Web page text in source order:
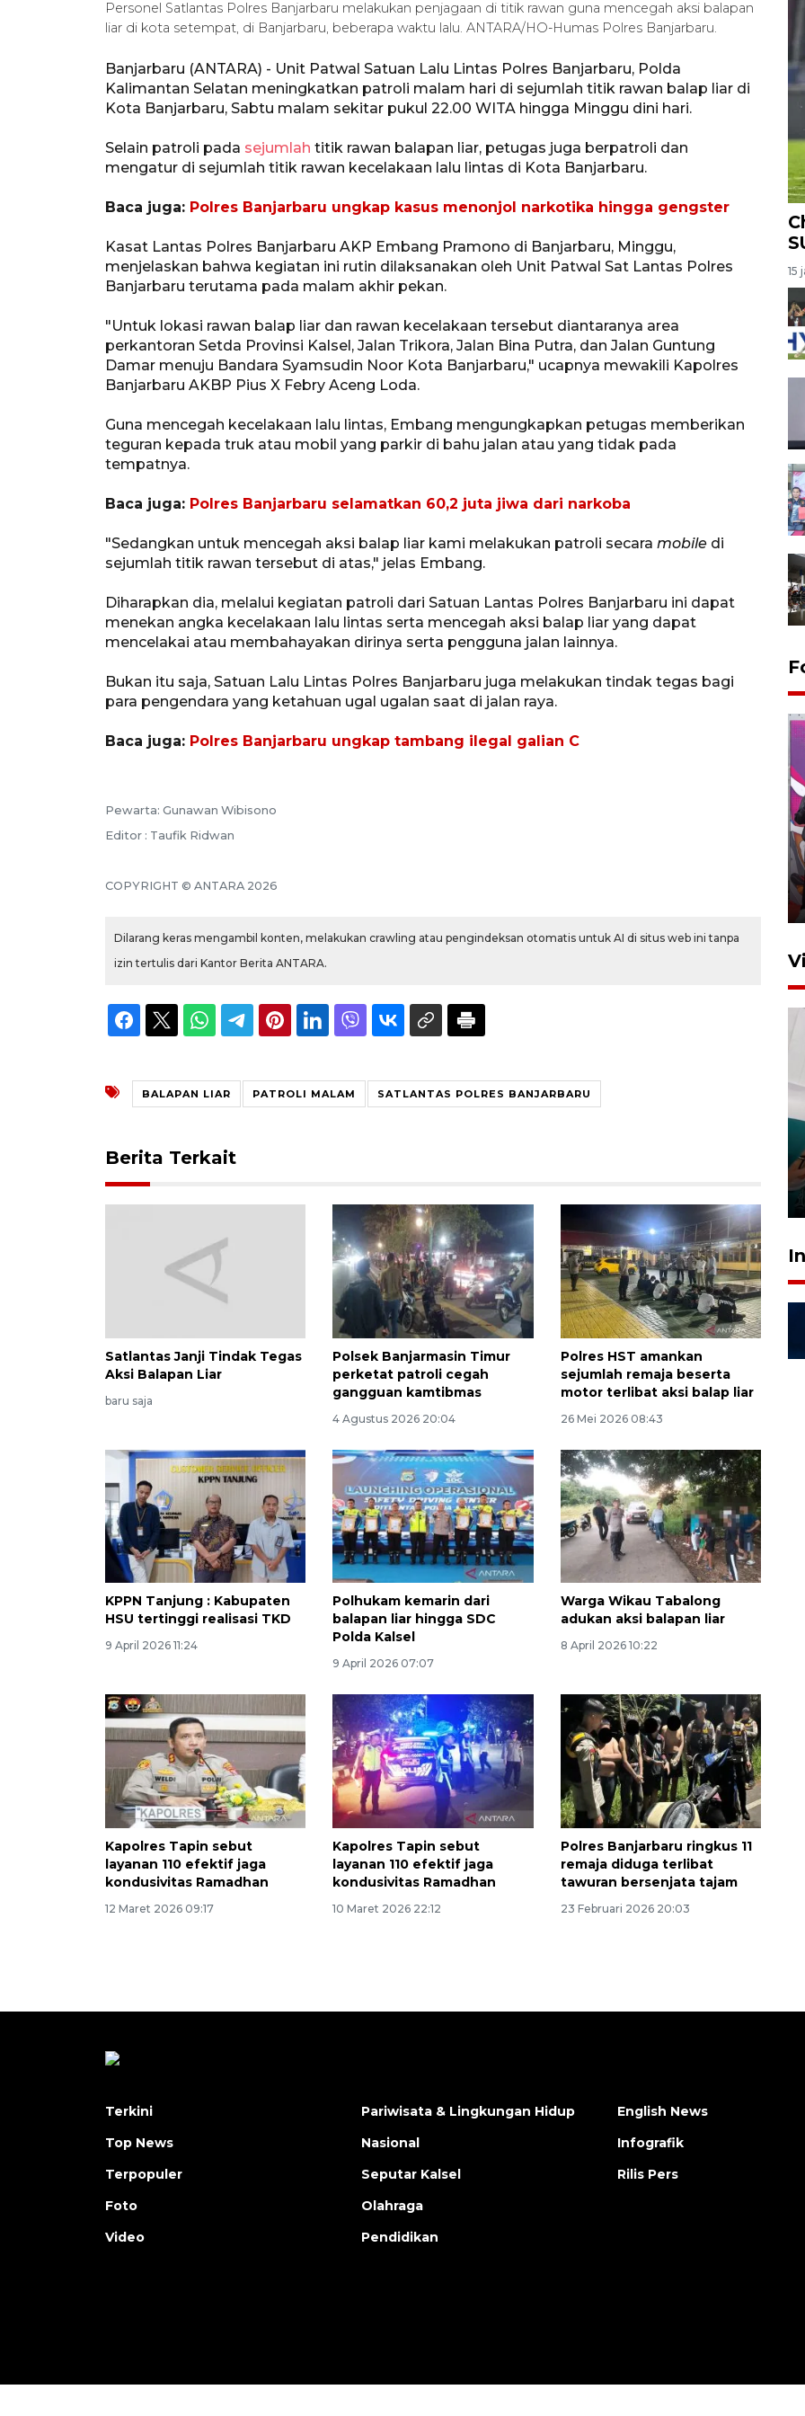
Personel Satlantas Polres Banjarbaru melakukan penjagaan di titik rawan guna mencegah aksi balapan
liar di kota setempat, di Banjarbaru, beberapa waktu lalu. ANTARA/HO-Humas Polres Banjarbaru.
Banjarbaru (ANTARA) - Unit Patwal Satuan Lalu Lintas Polres Banjarbaru, Polda
Kalimantan Selatan meningkatkan patroli malam hari di sejumlah titik rawan balap liar di
Kota Banjarbaru, Sabtu malam sekitar pukul 22.00 WITA hingga Minggu dini hari.
Selain patroli pada sejumlah titik rawan balapan liar, petugas juga berpatroli dan
mengatur di sejumlah titik rawan kecelakaan lalu lintas di Kota Banjarbaru.
Baca juga: Polres Banjarbaru ungkap kasus menonjol narkotika hingga gengster
Kasat Lantas Polres Banjarbaru AKP Embang Pramono di Banjarbaru, Minggu,
menjelaskan bahwa kegiatan ini rutin dilaksanakan oleh Unit Patwal Sat Lantas Polres
Banjarbaru terutama pada malam akhir pekan.
"Untuk lokasi rawan balap liar dan rawan kecelakaan tersebut diantaranya area
perkantoran Setda Provinsi Kalsel, Jalan Trikora, Jalan Bina Putra, dan Jalan Guntung
Damar menuju Bandara Syamsudin Noor Kota Banjarbaru," ucapnya mewakili Kapolres
Banjarbaru AKBP Pius X Febry Aceng Loda.
Guna mencegah kecelakaan lalu lintas, Embang mengungkapkan petugas memberikan
teguran kepada truk atau mobil yang parkir di bahu jalan atau yang tidak pada
tempatnya.
Baca juga: Polres Banjarbaru selamatkan 60,2 juta jiwa dari narkoba
"Sedangkan untuk mencegah aksi balap liar kami melakukan patroli secara mobile di
sejumlah titik rawan tersebut di atas," jelas Embang.
Diharapkan dia, melalui kegiatan patroli dari Satuan Lantas Polres Banjarbaru ini dapat
menekan angka kecelakaan lalu lintas serta mencegah aksi balap liar yang dapat
mencelakai atau membahayakan dirinya serta pengguna jalan lainnya.
Bukan itu saja, Satuan Lalu Lintas Polres Banjarbaru juga melakukan tindak tegas bagi
para pengendara yang ketahuan ugal ugalan saat di jalan raya.
Baca juga: Polres Banjarbaru ungkap tambang ilegal galian C
Pewarta: Gunawan Wibisono
Editor : Taufik Ridwan
COPYRIGHT © ANTARA 2026
Dilarang keras mengambil konten, melakukan crawling atau pengindeksan otomatis untuk AI di situs web ini tanpa
izin tertulis dari Kantor Berita ANTARA.
BALAPAN LIAR PATROLI MALAM SATLANTAS POLRES BANJARBARU
Berita Terkait
Satlantas Janji Tindak Tegas
Aksi Balapan Liar
baru saja
Polsek Banjarmasin Timur
perketat patroli cegah
gangguan kamtibmas
4 Agustus 2026 20:04
Polres HST amankan
sejumlah remaja beserta
motor terlibat aksi balap liar
26 Mei 2026 08:43
KPPN Tanjung : Kabupaten
HSU tertinggi realisasi TKD
9 April 2026 11:24
Polhukam kemarin dari
balapan liar hingga SDC
Polda Kalsel
9 April 2026 07:07
Warga Wikau Tabalong
adukan aksi balapan liar
8 April 2026 10:22
Kapolres Tapin sebut
layanan 110 efektif jaga
kondusivitas Ramadhan
12 Maret 2026 09:17
Kapolres Tapin sebut
layanan 110 efektif jaga
kondusivitas Ramadhan
10 Maret 2026 22:12
Polres Banjarbaru ringkus 11
remaja diduga terlibat
tawuran bersenjata tajam
23 Februari 2026 20:03
15
Feature - Kalsel Merangkul
Layanan haji Indonesia
semakin memuaskan
2026-08-08 15:00:00
Terkini
Top News
Terpopuler
Foto
Video
Pariwisata & Lingkungan Hidup
Nasional
Seputar Kalsel
Olahraga
Pendidikan
English News
Infografik
Rilis Pers